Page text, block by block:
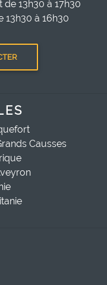
13h30 à 17h30
13h30 à 16h30
Causses